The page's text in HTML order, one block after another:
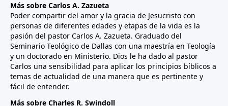
Más sobre Carlos A. Zazueta
Poder compartir del amor y la gracia de Jesucristo con
personas de diferentes edades y etapas de la vida es la
pasión del pastor Carlos A. Zazueta. Graduado del
Seminario Teológico de Dallas con una maestría en Teología
y un doctorado en Ministerio. Dios le ha dado al pastor
Carlos una sensibilidad para aplicar los principios bíblicos a
temas de actualidad de una manera que es pertinente y
fácil de entender.
Más sobre Charles R. Swindoll